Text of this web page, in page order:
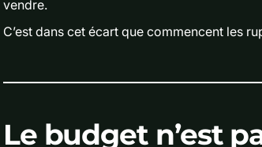
vendre.
C’est dans cet écart que commencent les
Le budget n’est